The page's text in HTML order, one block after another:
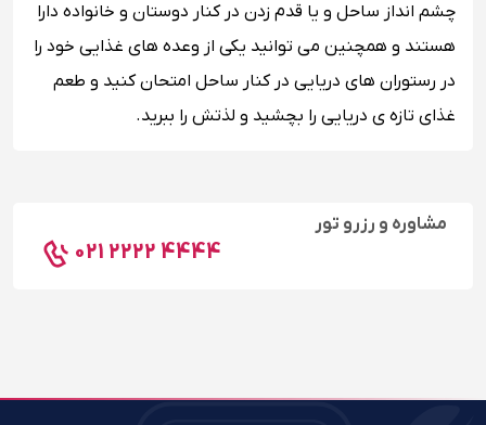
چشم انداز ساحل و یا قدم زدن در کنار دوستان و خانواده دارا
هستند و همچنین می توانید یکی از وعده های غذایی خود را
در رستوران های دریایی در کنار ساحل امتحان کنید و طعم
غذای تازه ی دریایی را بچشید و لذتش را ببرید.
مشاوره و رزرو تور
021 2222 4444